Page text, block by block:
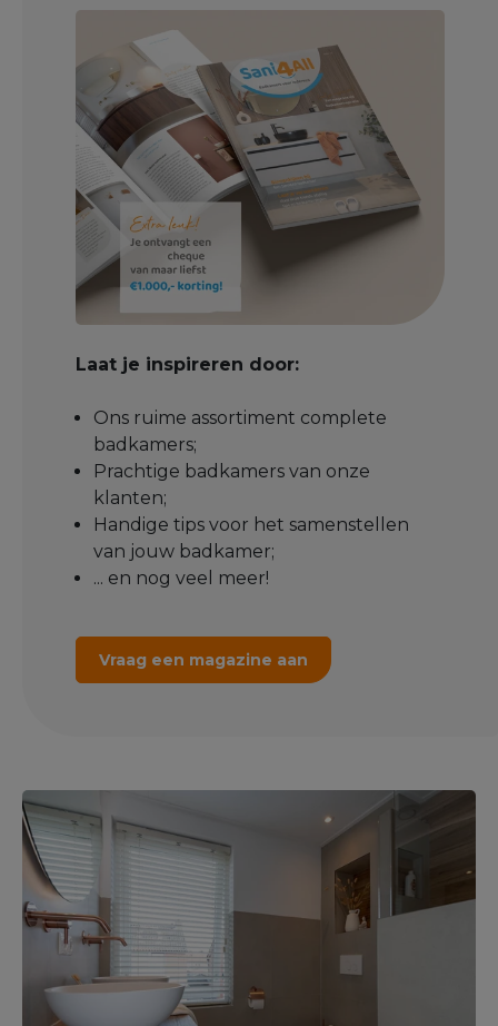
Laat je inspireren door:
Ons ruime assortiment complete
badkamers;
Prachtige badkamers van onze
klanten;
Handige tips voor het samenstellen
van jouw badkamer;
... en nog veel meer!
Vraag een magazine aan